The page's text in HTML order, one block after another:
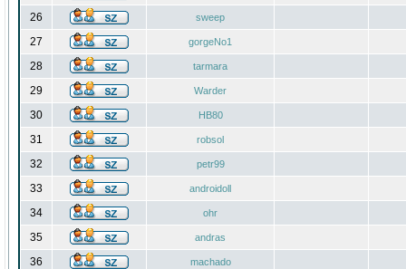
26 sweep
27 gorgeNo1
28 tarmara
29 Warder
30 HB80
31 robsol
32 petr99
33 androidoll
34 ohr
35 andras
36 machado